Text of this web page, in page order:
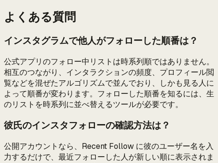
よくある質問
インスタグラムで他人がフォローした順番は？
公式アプリのフォロー中リストは時系列順ではありません。
相互のつながり、インタラクションの頻度、プロフィール閲
覧などを混ぜたアルゴリズムで並んでおり、しかも見る人に
よって順番が変わります。フォローした順番を知るには、生
のリストを時系列に並べ替えるツールが必要です。
彼氏のインスタフォローの確認方法は？
公開アカウントなら、Recent Follow に彼のユーザー名を入
力するだけで、最近フォローした人が新しい順に表示されま